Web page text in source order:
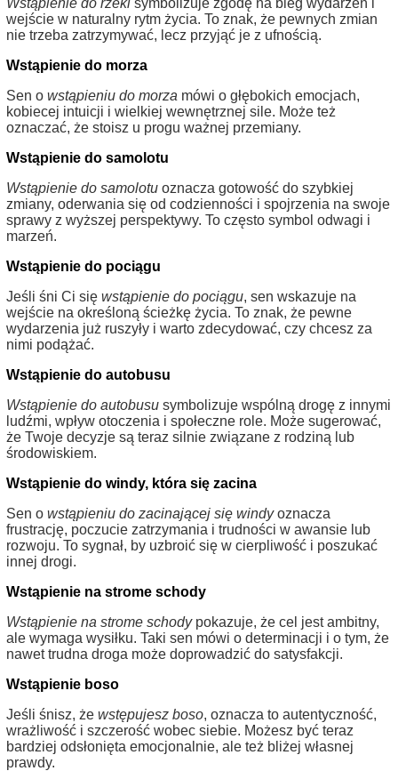
Wstąpienie do rzeki symbolizuje zgodę na bieg wydarzeń i
wejście w naturalny rytm życia. To znak, że pewnych zmian
nie trzeba zatrzymywać, lecz przyjąć je z ufnością.
Wstąpienie do morza
Sen o wstąpieniu do morza mówi o głębokich emocjach,
kobiecej intuicji i wielkiej wewnętrznej sile. Może też
oznaczać, że stoisz u progu ważnej przemiany.
Wstąpienie do samolotu
Wstąpienie do samolotu oznacza gotowość do szybkiej
zmiany, oderwania się od codzienności i spojrzenia na swoje
sprawy z wyższej perspektywy. To często symbol odwagi i
marzeń.
Wstąpienie do pociągu
Jeśli śni Ci się wstąpienie do pociągu, sen wskazuje na
wejście na określoną ścieżkę życia. To znak, że pewne
wydarzenia już ruszyły i warto zdecydować, czy chcesz za
nimi podążać.
Wstąpienie do autobusu
Wstąpienie do autobusu symbolizuje wspólną drogę z innymi
ludźmi, wpływ otoczenia i społeczne role. Może sugerować,
że Twoje decyzje są teraz silnie związane z rodziną lub
środowiskiem.
Wstąpienie do windy, która się zacina
Sen o wstąpieniu do zacinającej się windyoznacza
frustrację, poczucie zatrzymania i trudności w awansie lub
rozwoju. To sygnał, by uzbroić się w cierpliwość i poszukać
innej drogi.
Wstąpienie na strome schody
Wstąpienie na strome schodypokazuje, że cel jest ambitny,
ale wymaga wysiłku. Taki sen mówi o determinacji i o tym, że
nawet trudna droga może doprowadzić do satysfakcji.
Wstąpienie boso
Jeśli śnisz, że wstępujesz boso, oznacza to autentyczność,
wrażliwość i szczerość wobec siebie. Możesz być teraz
bardziej odsłonięta emocjonalnie, ale też bliżej własnej
prawdy.